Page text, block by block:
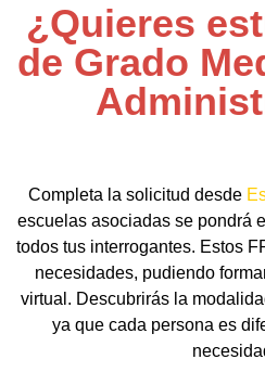
¿Quieres
de Grado
Completa la solicitud desde
escuelas asociadas se pondrá
todos tus interrogantes. Estos
necesidades, pudiendo
virtual. Descubrirás la
ya que cada persona es